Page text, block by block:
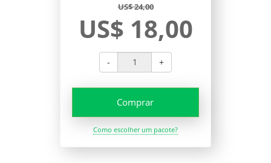
US$ 24,00
US$ 18,00
- +
Comprar
Como escolher um pacote?